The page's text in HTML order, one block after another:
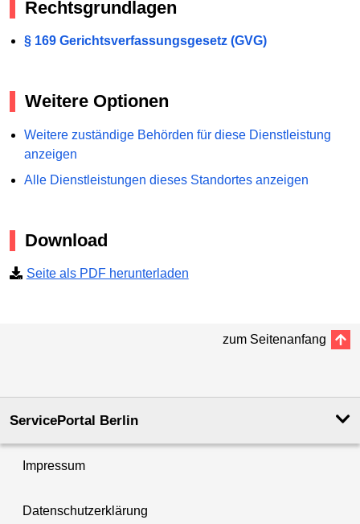
Rechtsgrundlagen
§ 169 Gerichtsverfassungsgesetz (GVG)
Weitere Optionen
Weitere zuständige Behörden für diese Dienstleistung
anzeigen
Alle Dienstleistungen dieses Standortes anzeigen
Download
Seite als PDF herunterladen
zum Seitenanfang
ServicePortal Berlin
Impressum
Datenschutzerklärung